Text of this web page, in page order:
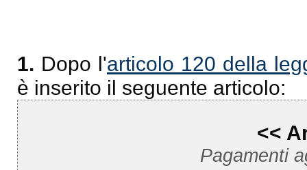
1. Dopo l'articolo 120 della
è inserito il seguente articolo:
<<
Pagamenti